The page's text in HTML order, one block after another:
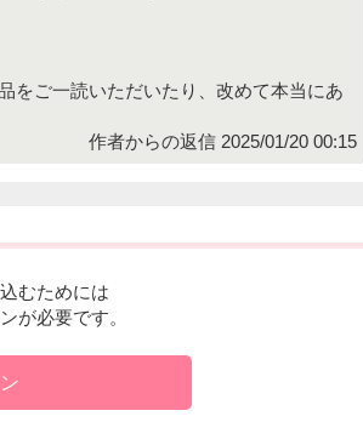
をご一読いただいたり、改めて本当にあ
作者からの返信 2025/01/20 00:15
むためには
が必要です。